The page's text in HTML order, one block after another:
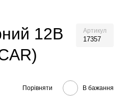
12В
Артикул
17357
Порівняти В бажання